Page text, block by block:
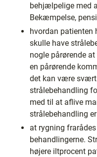
behjælpelige med
Bekæmpelse,
hvordan patienten
skulle have
nogle pårørende
en pårørende
det kan være svært
strålebehandling
med til at aflive
strålebehandling er
at rygning
behandlingerne.
højere iltprocent